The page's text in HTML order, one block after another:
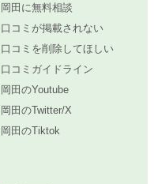
岡田に無料相談
口コミが掲載されない
口コミを削除してほしい
口コミガイドライン
岡田のYoutube
岡田のTwitter/X
岡田のTiktok